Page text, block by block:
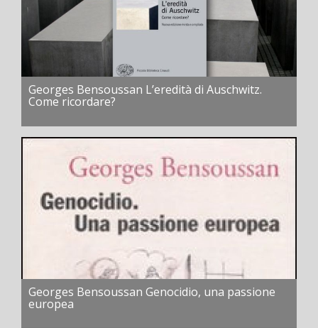
Georges Bensoussan L’eredità di Auschwitz.
Come ricordare?
Georges Bensoussan Genocidio, una passione
europea